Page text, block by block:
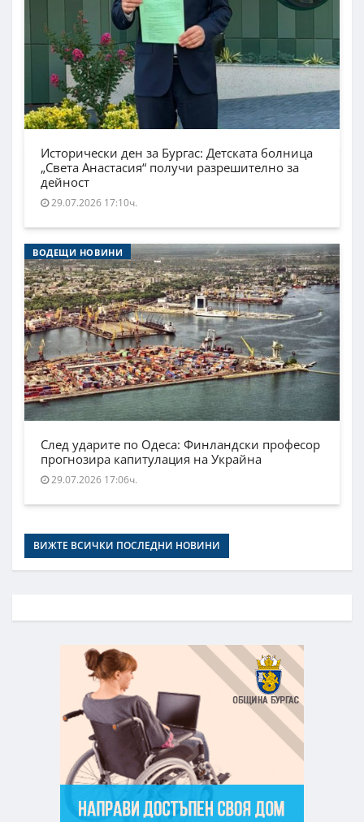
Исторически ден за Бургас: Детската болница
„Света Анастасия“ получи разрешително за
дейност
29.07.2026 17:10ч.
ВОДЕЩИ НОВИНИ
След ударите по Одеса: Финландски професор
прогнозира капитулация на Украйна
29.07.2026 17:06ч.
ВИЖТЕ ВСИЧКИ ПОСЛЕДНИ НОВИНИ